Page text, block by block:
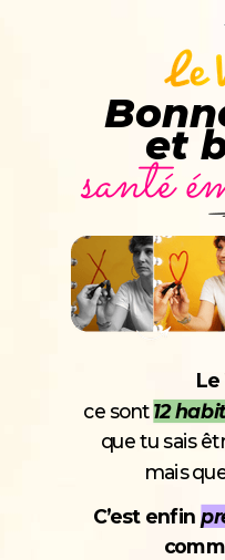
et
Le
ce sont12
que tu sais
mais
C’est enfin
santé